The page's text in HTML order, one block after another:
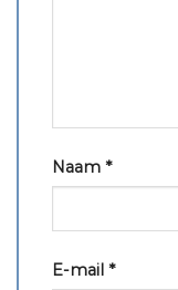
Naam *
E-mail *